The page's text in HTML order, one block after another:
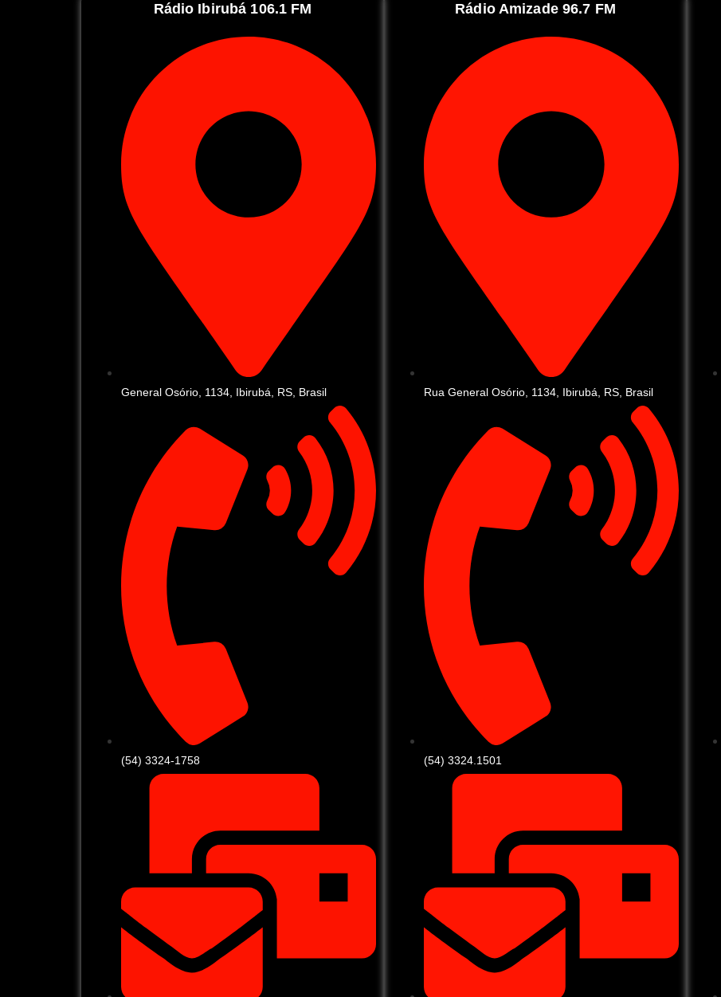
Rádio Ibirubá 106.1 FM
General Osório, 1134, Ibirubá, RS, Brasil
(54) 3324-1758
Rádio Amizade 96.7 FM
Rua General Osório, 1134, Ibirubá, RS, Brasil
(54) 3324.1501